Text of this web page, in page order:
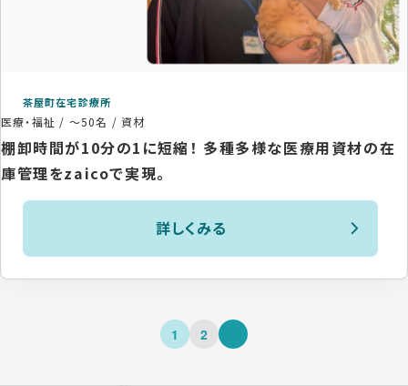
茶屋町在宅診療所
医療・福祉 / ～50名 /資材
棚卸時間が10分の1に短縮！ 多種多様な医療用資材の在
庫管理をzaicoで実現。
詳しくみる
1 2